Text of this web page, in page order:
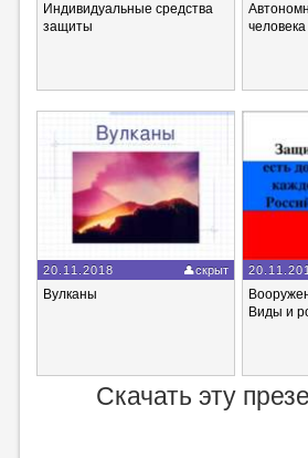
Индивидуальные средства
защиты
20.11.2018 скрыт
Вулканы
Виды и
Скачать эту